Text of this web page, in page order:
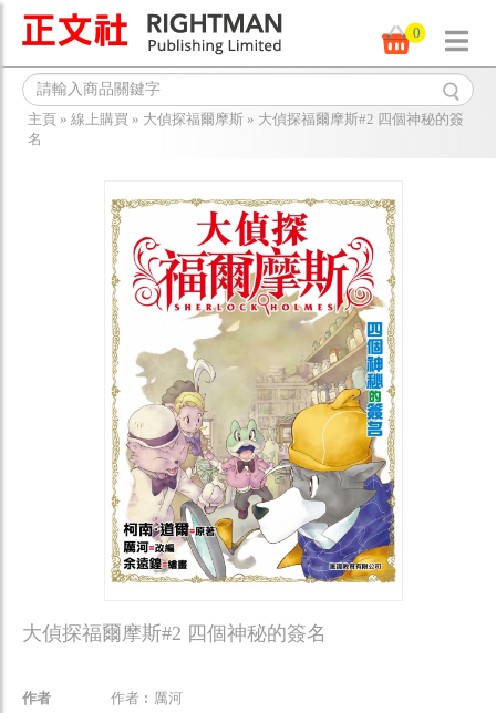
0
主頁 » 線上購買 » 大偵探福爾摩斯 » 大偵探福爾摩斯#2 四個神秘的簽
名
大偵探福爾摩斯#2 四個神秘的簽名
作者 作者︰厲河